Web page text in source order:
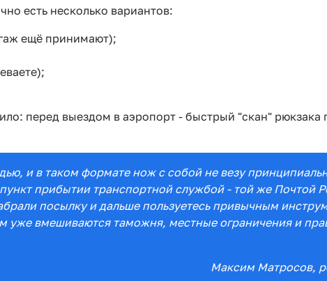
есть несколько вариантов:
ещё принимают);
перед выездом в аэропорт - быстрый "скан"
и в таком формате нож с собой не везу
прибытии транспортной службой - той же Почтой
посылку и дальше пользуетесь привычным
уже вмешиваются таможня, местные ограничения и
Максим Матросов,